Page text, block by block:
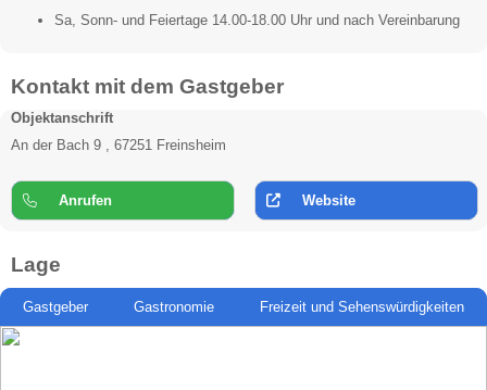
Sa, Sonn- und Feiertage 14.00-18.00 Uhr und nach Vereinbarung
Kontakt mit dem Gastgeber
Objektanschrift
An der Bach 9 , 67251 Freinsheim
Anrufen Website
Lage
Gastgeber Gastronomie Freizeit und Sehenswürdigkeiten